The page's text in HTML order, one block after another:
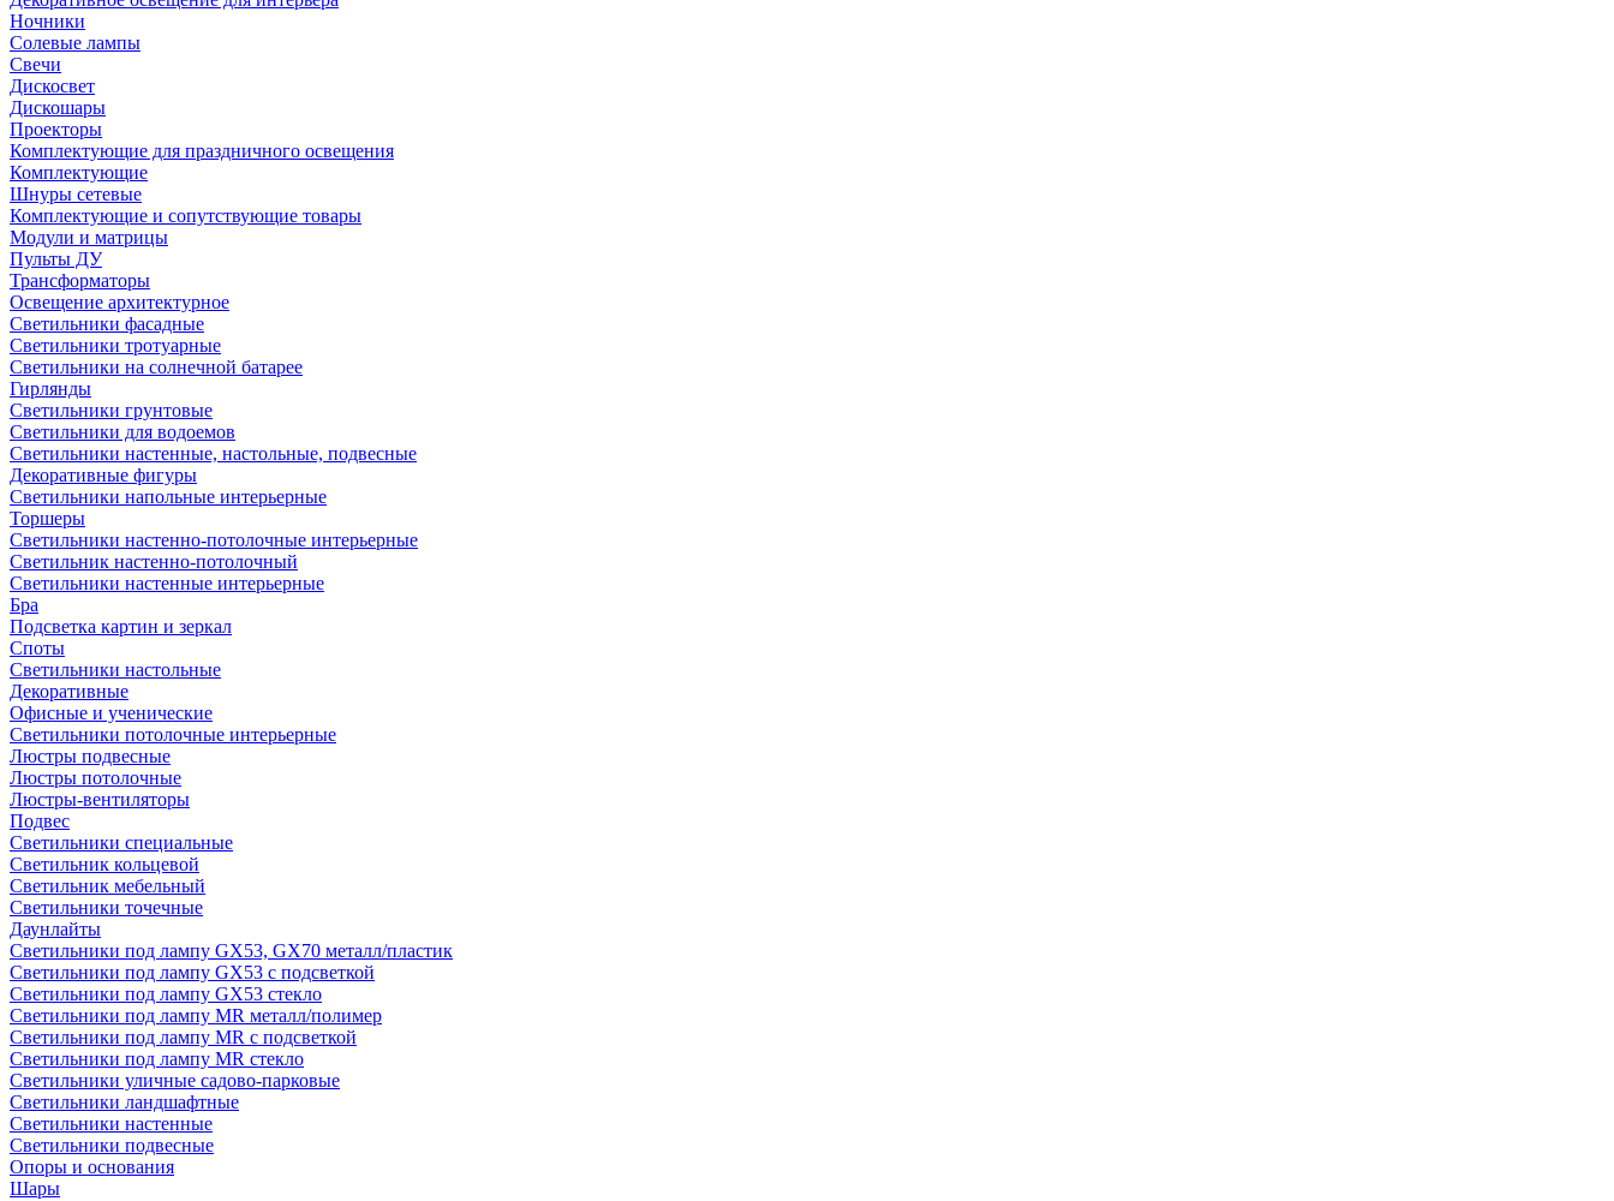
Ночники
Солевые лампы
Свечи
Дискосвет
Дискошары
Проекторы
Комплектующие для праздничного освещения
Комплектующие
Шнуры сетевые
Комплектующие и сопутствующие товары
Модули и матрицы
Пульты ДУ
Трансформаторы
Освещение архитектурное
Светильники фасадные
Светильники тротуарные
Светильники на солнечной батарее
Гирлянды
Светильники грунтовые
Светильники для водоемов
Светильники настенные, настольные, подвесные
Декоративные фигуры
Светильники напольные интерьерные
Торшеры
Светильники настенно-потолочные интерьерные
Светильник настенно-потолочный
Светильники настенные интерьерные
Бра
Подсветка картин и зеркал
Споты
Светильники настольные
Декоративные
Офисные и ученические
Светильники потолочные интерьерные
Люстры подвесные
Люстры потолочные
Люстры-вентиляторы
Подвес
Светильники специальные
Светильник кольцевой
Светильник мебельный
Светильники точечные
Даунлайты
Светильники под лампу GX53, GX70 металл/пластик
Светильники под лампу GX53 с подсветкой
Светильники под лампу GX53 стекло
Светильники под лампу MR металл/полимер
Светильники под лампу MR с подсветкой
Светильники под лампу MR стекло
Светильники уличные садово-парковые
Светильники ландшафтные
Светильники настенные
Светильники подвесные
Опоры и основания
Шары